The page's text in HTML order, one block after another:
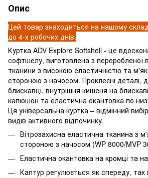
Опис
Цей товар знаходиться на нашому
до 4-х робочих днів.
Куртка ADV Explore Softshell - це
софтшелу, виготовлена з переробленої
тканини з високою еластичністю та
стороною з начосом. Проклеєні деталі,
блискавці, внутрішня кишеня на
капюшон та еластична окантовка по
Ця універсальна куртка – відмінний
видів активного відпочинку.
Вітрозахисна еластична тканина з
стороною з начосом (WP 8000/MVP
Еластична окантовка на кромці та на
Каптур регулюється як спереду, так